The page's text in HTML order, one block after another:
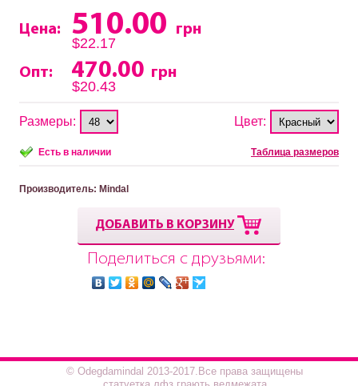
Цена: 510.00
грн
$22.17
Опт:
470.00 грн
$20.43
Размеры: Цвет:
Есть в наличии Таблица размеров
Производитель: Mindal
ДОБАВИТЬ В КОРЗИНУ
Поделиться с друзьями:
© Odegdamindal 2013-2017.Все права защищены